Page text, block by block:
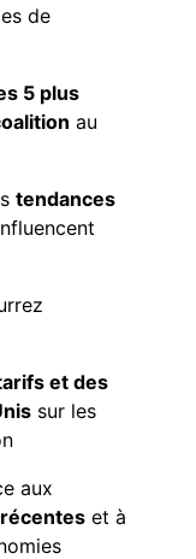
de
5 plus
au
tendances
et des
sur les
aux
et à